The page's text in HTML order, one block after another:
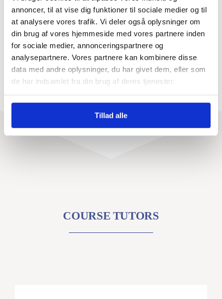
annoncer, til at vise dig funktioner til sociale medier og til
at analysere vores trafik. Vi deler også oplysninger om
din brug af vores hjemmeside med vores partnere inden
for sociale medier, annonceringspartnere og
analysepartnere. Vores partnere kan kombinere disse
data med andre oplysninger, du har givet dem, eller som
de har indsamlet fra din brug af deres tjenester.
Tillad alle
SUBJECTS COVERED
COURSE REQUIRENMENTS
COURSE TUTORS